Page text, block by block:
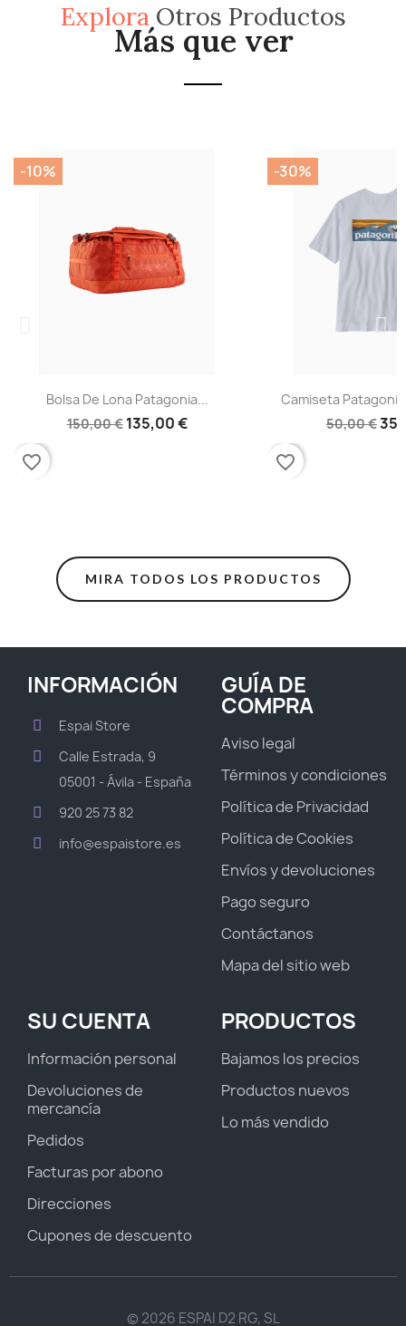
ExploraOtros Productos
Más que ver
Bolsa De Lona Patagonia...
150,00 € 135,00 €
-10%
favorite_border
Camiseta
50,00 €
-30%
favorite_border
MIRA TODOS LOS PRODUCTOS
INFORMACIÓN
Espai Store
Calle Estrada, 9
05001 - Ávila - España
920 25 73 82
info@espaistore.es
GUÍA DE
COMPRA
Aviso legal
Términos y condiciones
Política de Privacidad
Política de Cookies
Envíos y devoluciones
Pago seguro
Contáctanos
Mapa del sitio web
SU CUENTA
Información personal
Devoluciones de
mercancía
Pedidos
Facturas por abono
Direcciones
Cupones de descuento
PRODUCTOS
Bajamos los precios
Productos nuevos
Lo más vendido
© 2026 ESPAI D2 RG, SL